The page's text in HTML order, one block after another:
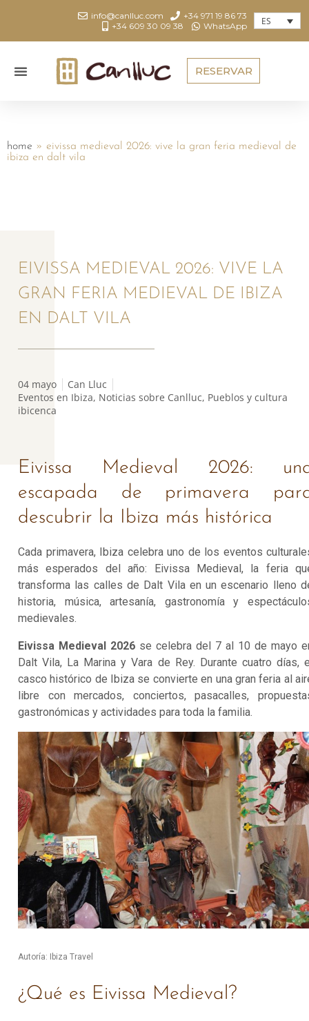
ES
info@canlluc.com
+34 971 19 86 73
+34 609 30 09 38
WhatsApp
RESERVAR
home » eivissa medieval 2026: vive la gran feria medieval de
ibiza en dalt vila
EIVISSA MEDIEVAL 2026: VIVE LA
GRAN FERIA MEDIEVAL DE IBIZA
EN DALT VILA
04 mayo
Can Lluc
Eventos en Ibiza, Noticias sobre Canlluc, Pueblos y cultura
ibicenca
Eivissa Medieval 2026:
escapada de primavera
descubrir la Ibiza más histórica
Cada primavera, Ibiza celebra uno de los eventos
más esperados del año: Eivissa Medieval, la feria
transforma las calles de Dalt Vila en un escenario lleno
historia, música, artesanía, gastronomía y
medievales.
Eivissa Medieval 2026 se celebra del 7 al 10 de mayo
Dalt Vila, La Marina y Vara de Rey. Durante cuatro días,
casco histórico de Ibiza se convierte en una gran feria al
libre con mercados, conciertos, pasacalles,
gastronómicas y actividades para toda la familia.
Autoría: Ibiza Travel
¿Qué es Eivissa Medieval?